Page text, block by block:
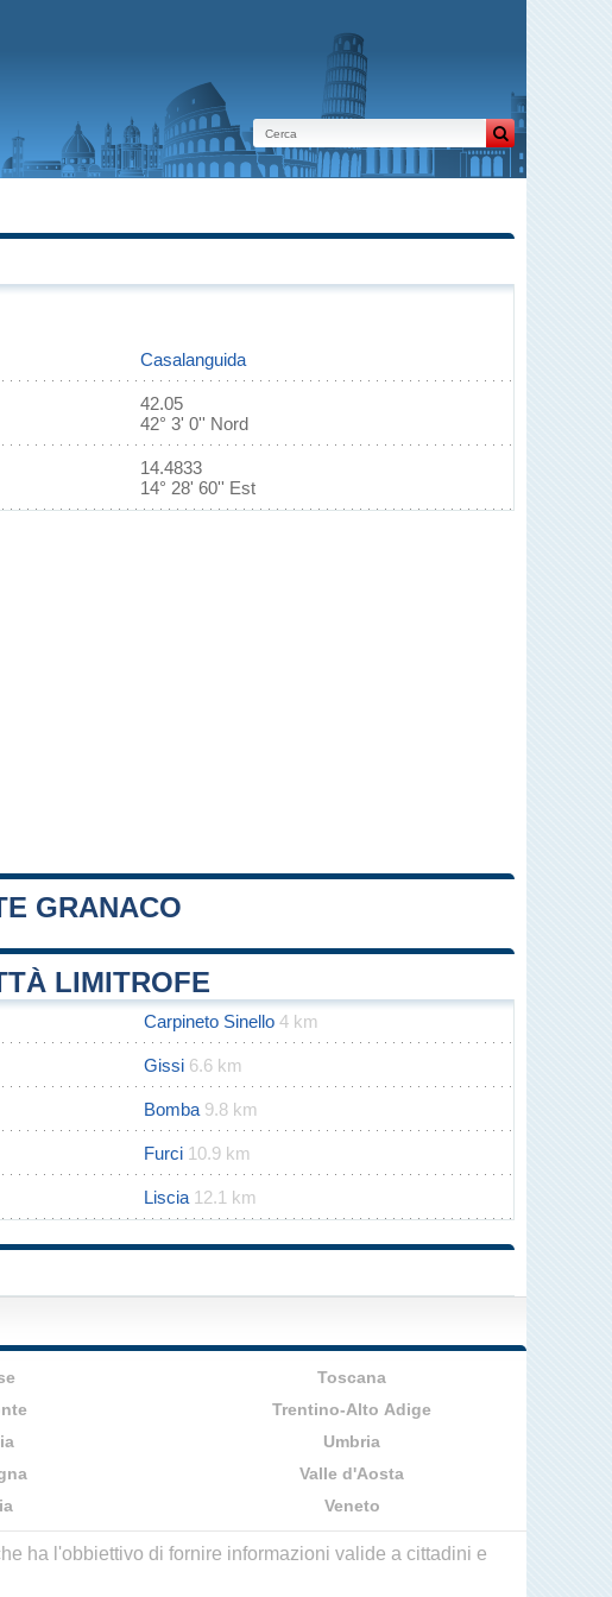
Casalanguida
42.05
42° 3' 0'' Nord
14.4833
14° 28' 60'' Est
GRANACO
LIMITROFE
Carpineto Sinello 4 km
Gissi 6.6 km
Bomba 9.8 km
Furci 10.9 km
Liscia 12.1 km
Toscana
Trentino-Alto Adige
Umbria
Valle d'Aosta
Veneto
ha l'obbiettivo di fornire informazioni valide a cittadini e